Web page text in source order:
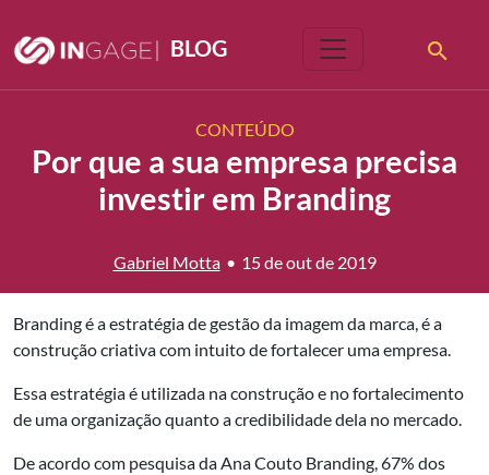
| BLOG
CONTEÚDO
Por que a sua empresa precisa
investir em Branding
Gabriel Motta • 15 de out de 2019
Branding é a estratégia de gestão da imagem da marca, é a
construção criativa com intuito de fortalecer uma empresa.
Essa estratégia é utilizada na construção e no fortalecimento
de uma organização quanto a credibilidade dela no mercado.
De acordo com pesquisa da Ana Couto Branding, 67% dos